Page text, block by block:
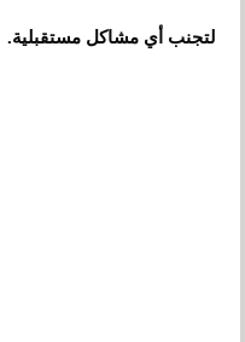
لتجنب أي مشاكل مستقبلية.